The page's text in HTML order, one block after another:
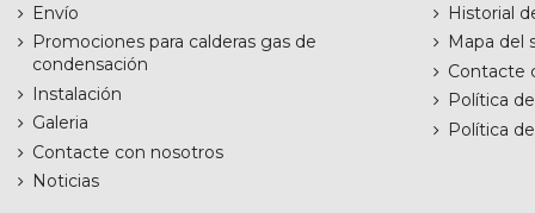
Envío
Promociones para calderas gas de
condensación
Instalación
Galeria
Contacte con nosotros
Noticias
Historial
Mapa del
Contacte
Política
Política